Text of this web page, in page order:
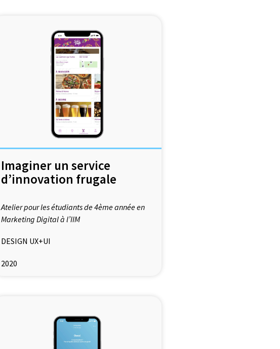
Imaginer un service
d’innovation frugale
Atelier pour les étudiants de 4ème année en
Marketing Digital à l’IIM
DESIGN UX+UI
2020